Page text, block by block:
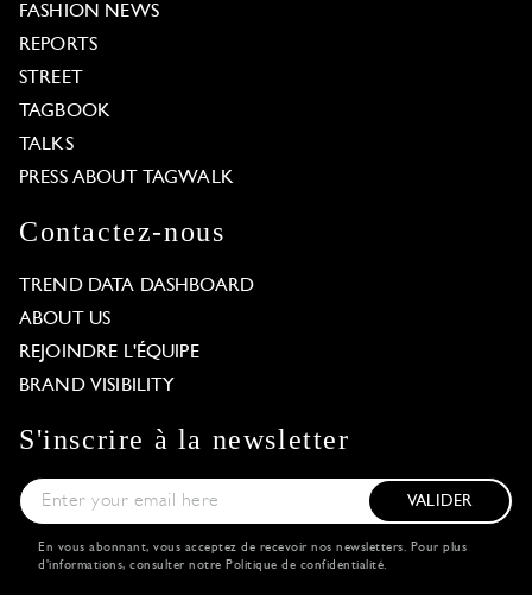
FASHION NEWS
REPORTS
STREET
TAGBOOK
TALKS
PRESS ABOUT TAGWALK
Contactez-nous
TREND DATA DASHBOARD
ABOUT US
REJOINDRE L'ÉQUIPE
BRAND VISIBILITY
S'inscrire à la newsletter
VALIDER
En vous abonnant, vous acceptez de recevoir nos newsletters. Pour plus
d'informations, consulter notre Politique de confidentialité.